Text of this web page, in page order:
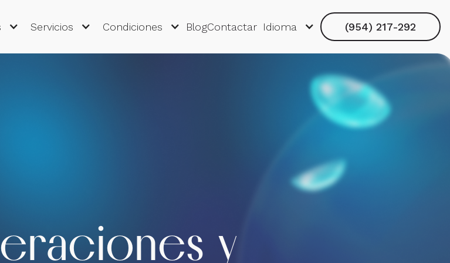
Servicios Condiciones BlogContactar Idioma (954) 217-292
y